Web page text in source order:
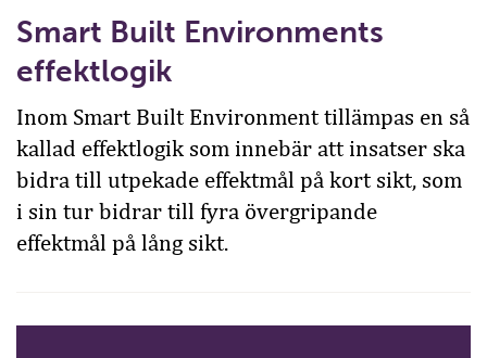
Smart Built Environments
effektlogik
Inom Smart Built Environment tillämpas en så
kallad effektlogik som innebär att insatser ska
bidra till utpekade effektmål på kort sikt, som
i sin tur bidrar till fyra övergripande
effektmål på lång sikt.